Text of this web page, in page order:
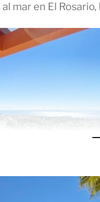
mar en El Rosario,
viviendas, con una
y privacidad. Situado en